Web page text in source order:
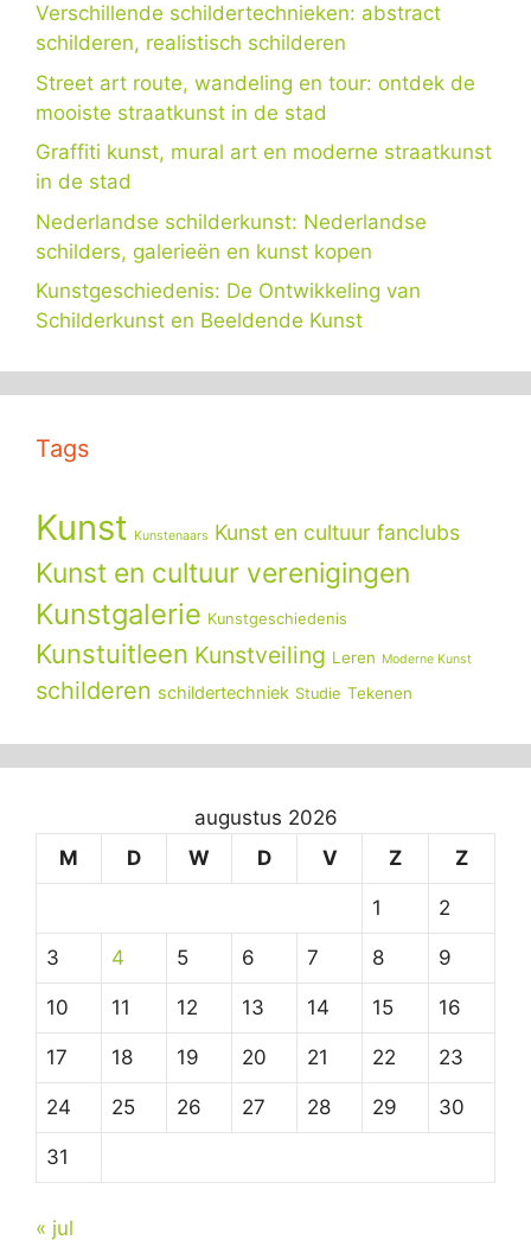
Verschillende schildertechnieken: abstract
schilderen, realistisch schilderen
Street art route, wandeling en tour: ontdek de
mooiste straatkunst in de stad
Graffiti kunst, mural art en moderne straatkunst
in de stad
Nederlandse schilderkunst: Nederlandse
schilders, galerieën en kunst kopen
Kunstgeschiedenis: De Ontwikkeling van
Schilderkunst en Beeldende Kunst
Tags
Kunst Kunstenaars Kunst en cultuur fanclubs
Kunst en cultuur verenigingen
Kunstgalerie Kunstgeschiedenis
Kunstuitleen Kunstveiling Leren Moderne Kunst
schilderen schildertechniek Studie Tekenen
augustus 2026
M
D W D V Z Z
1 2
3 4 5 6 7 8 9
10 11 12 13 14 15 16
17 18 19 20 21 22 23
24 25 26 27 28 29 30
31
« jul